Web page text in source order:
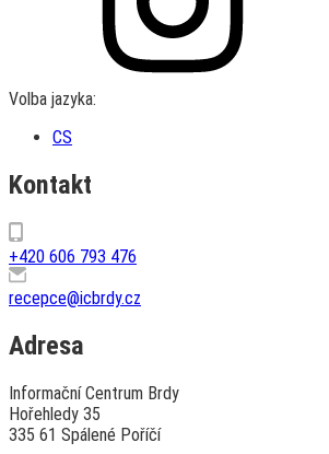
Volba jazyka:
CS
Kontakt
+420 606 793 476
recepce@icbrdy.cz
Adresa
Informační Centrum Brdy
Hořehledy 35
335 61 Spálené Poříčí